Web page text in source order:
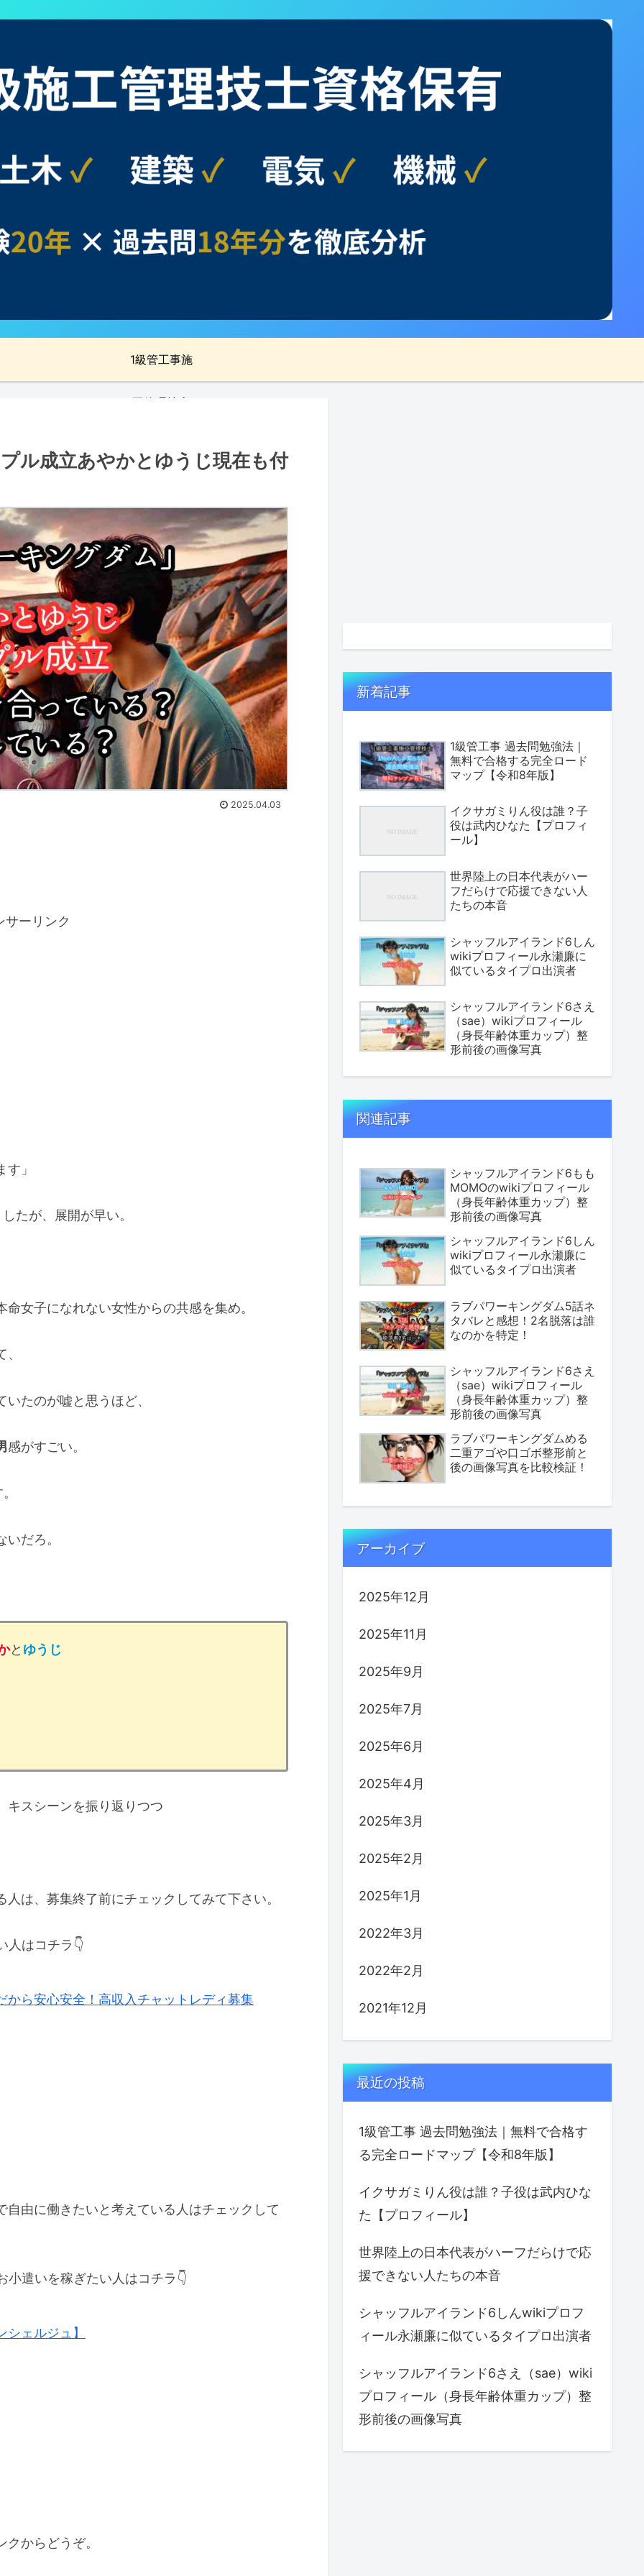
1級管工事施
工管理技士
ル成立あやかとゆうじ現在も付
2025.04.03
サーリンク
」
たが、展開が早い。
命女子になれない女性からの共感を集め。
たのが嘘と思うほど、
感がすごい。
いだろ。
と ゆうじ
キスシーンを振り返りつつ
は、募集終了前にチェックしてみて下さい。
人はコチラ👇
ら安心安全！高収入チャットレディ募集
由に働きたいと考えている人はチェックして
遣いを稼ぎたい人はコチラ👇
ェルジュ】
からどうぞ。
新着記事
1級管工事 過去問勉強法｜
無料で合格する完全ロード
マップ【令和8年版】
イクサガミりん役は誰？子
役は武内ひなた【プロフィ
ール】
世界陸上の日本代表がハー
フだらけで応援できない人
たちの本音
シャッフルアイランド6しん
wikiプロフィール永瀬廉に
似ているタイプロ出演者
シャッフルアイランド6さえ
（sae）wikiプロフィール
（身長年齢体重カップ）整
形前後の画像写真
関連記事
シャッフルアイランド6もも
MOMOのwikiプロフィール
（身長年齢体重カップ）整
形前後の画像写真
シャッフルアイランド6しん
wikiプロフィール永瀬廉に
似ているタイプロ出演者
ラブパワーキングダム5話ネ
タバレと感想！2名脱落は誰
なのかを特定！
シャッフルアイランド6さえ
（sae）wikiプロフィール
（身長年齢体重カップ）整
形前後の画像写真
ラブパワーキングダムめる
二重アゴや口ゴボ整形前と
後の画像写真を比較検証！
アーカイブ
2025年12月
2025年11月
2025年9月
2025年7月
2025年6月
2025年4月
2025年3月
2025年2月
2025年1月
2022年3月
2022年2月
2021年12月
最近の投稿
1級管工事 過去問勉強法｜無料で合格す
る完全ロードマップ【令和8年版】
イクサガミりん役は誰？子役は武内ひな
た【プロフィール】
世界陸上の日本代表がハーフだらけで応
援できない人たちの本音
シャッフルアイランド6しんwikiプロフ
ィール永瀬廉に似ているタイプロ出演者
シャッフルアイランド6さえ（sae）wiki
プロフィール（身長年齢体重カップ）整
形前後の画像写真